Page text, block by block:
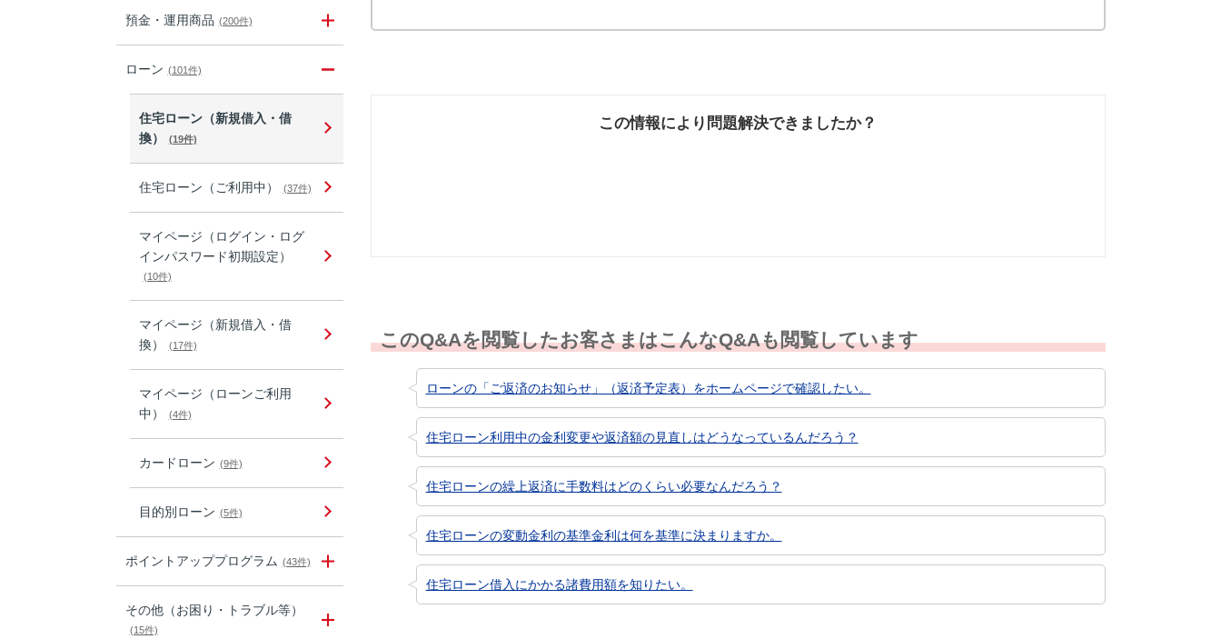
預金・運用商品 (200件)
ローン (101件)
住宅ローン（新規借入・借
換）
(19件)
住宅ローン（ご利用中） (37件)
マイページ（ログイン・ログ
インパスワード初期設定）
(10件)
マイページ（新規借入・借
換）
(17件)
マイページ（ローンご利用
中）
(4件)
カードローン (9件)
目的別ローン (5件)
ポイントアッププログラム (43件)
その他（お困り・トラブル等）
(15件)
この情報により問題解決できましたか？
このQ&Aを閲覧したお客さまはこんなQ&Aも閲覧しています
ローンの「ご返済のお知らせ」（返済予定表）をホームページで確認したい。
住宅ローン利用中の金利変更や返済額の見直しはどうなっているんだろう？
住宅ローンの繰上返済に手数料はどのくらい必要なんだろう？
住宅ローンの変動金利の基準金利は何を基準に決まりますか。
住宅ローン借入にかかる諸費用額を知りたい。